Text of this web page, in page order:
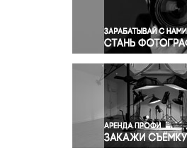
Правосудие
Происшествия
Религия
Светская жизнь
Спорт
Экология
Экономика и